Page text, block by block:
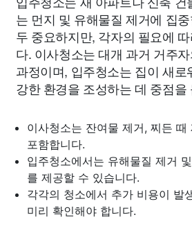
는 먼지 및 유해물질 제거에 집
두 중요하지만, 각자의 필요에
다. 이사청소는 대개 과거 거주
과정이며, 입주청소는 집이 새로
강한 환경을 조성하는 데 중점을
이사청소는 잔여물 제거, 찌든 때
포함합니다.
입주청소에서는 유해물질 제거
를 제공할 수 있습니다.
각각의 청소에서 추가 비용이 발
미리 확인해야 합니다.